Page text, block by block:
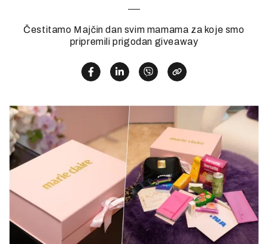
Čestitamo Majčin dan svim mamama za koje smo
pripremili prigodan giveaway